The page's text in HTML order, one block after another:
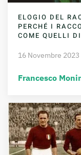
ELOGIO DEL
PERCHÉ I
COME QUELLI
16 Novembre 2023
Francesco